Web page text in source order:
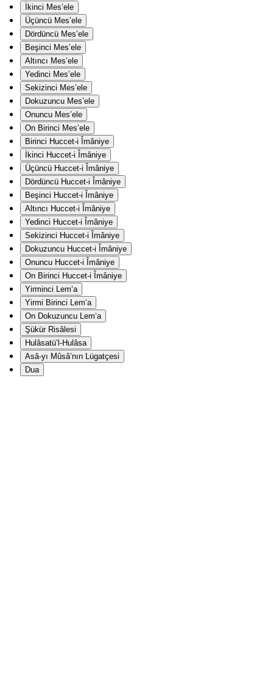
İkinci Mes’ele
Üçüncü Mes’ele
Dördüncü Mes’ele
Beşinci Mes’ele
Altıncı Mes’ele
Yedinci Mes’ele
Sekizinci Mes’ele
Dokuzuncu Mes’ele
Onuncu Mes’ele
On Birinci Mes’ele
Birinci Huccet-i Îmâniye
İkinci Huccet-i Îmâniye
Üçüncü Huccet-i Îmâniye
Dördüncü Huccet-i Îmâniye
Beşinci Huccet-i Îmâniye
Altıncı Huccet-i Îmâniye
Yedinci Huccet-i Îmâniye
Sekizinci Huccet-i Îmâniye
Dokuzuncu Huccet-i Îmâniye
Onuncu Huccet-i Îmâniye
On Birinci Huccet-i Îmâniye
Yirminci Lem‘a
Yirmi Birinci Lem‘a
On Dokuzuncu Lem‘a
Şükür Risâlesi
Hulâsatü’l-Hulâsa
Asâ-yı Mûsâ’nın Lügatçesi
Dua